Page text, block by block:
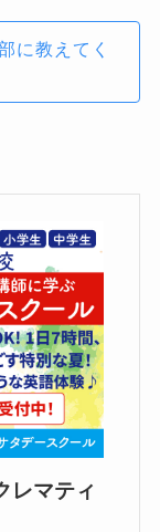
に教えてく
レマティ